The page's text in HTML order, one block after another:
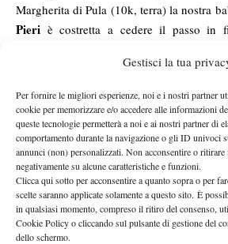
Gestisci la tua
Per fornire le migliori esperienze, noi e i nostri partner
cookie per memorizzare e/o accedere alle informazioni
queste tecnologie permetterà a noi e ai nostri partner di
comportamento durante la navigazione o gli ID univoci
annunci (non) personalizzati. Non acconsentire o
negativamente su alcune caratteristiche e funzioni.
Clicca qui sotto per acconsentire a quanto sopra o per
scelte saranno applicate solamente a questo sito. È
in qualsiasi momento, compreso il ritiro del consenso,
Cookie Policy o cliccando sul pulsante di gestione del
dello schermo.
Margherita di Pula (10k, terra) la nostra
Pieri è costretta a cedere il passo in
Sulla stessa linea il resoconto della
trascorsa che inauguriamo subito con il
Gianluca Mager(classe 1994), uscito
torneo di Santa Margherita di Pula
ottimo acuto anche per il suo
francese numero 317 Atp vincitore del
Mulhouse. Sul rosso del 10.000 dollari
19enne padrone di casaMatias Zukas
titolo in carriera battendo 36 61 63 il